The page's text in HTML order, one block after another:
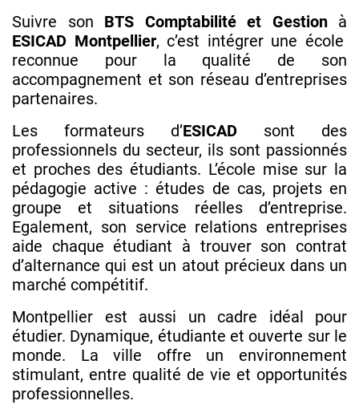
Suivre son BTS Comptabilité et Gestion à
ESICAD Montpellier, c’est intégrer une école
reconnue pour la qualité de son
accompagnement et son réseau d’entreprises
partenaires.
Les formateurs d’ESICAD sont des
professionnels du secteur, ils sont passionnés
et proches des étudiants. L’école mise sur la
pédagogie active : études de cas, projets en
groupe et situations réelles d’entreprise.
Egalement, son service relations entreprises
aide chaque étudiant à trouver son contrat
d’alternance qui est un atout précieux dans un
marché compétitif.
Montpellier est aussi un cadre idéal pour
étudier. Dynamique, étudiante et ouverte sur le
monde. La ville offre un environnement
stimulant, entre qualité de vie et opportunités
professionnelles.